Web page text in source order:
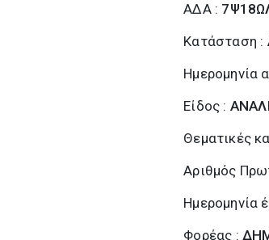
ΑΔΑ :
Κατάσταση :
Ημερομηνία
Είδος :
Θεματικές
Αριθμός
Ημερομηνία
Φορέας :